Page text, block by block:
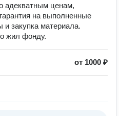
адекватным ценам,
на выполненные
закупка материала.
жил фонду.
от 1000 ₽